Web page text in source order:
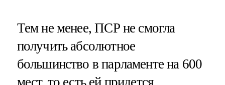
Тем не менее, ПСР не смогла
получить абсолютное
большинство в парламенте на 600
мест, то есть ей придется